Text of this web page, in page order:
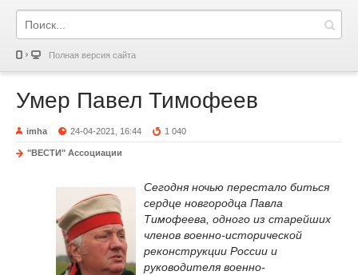
Полная версия сайта
Умер Павел Тимофеев
imha 24-04-2021, 16:44 1 040
"ВЕСТИ" Ассоциации
Cегодня ночью перестало биться
сердце новгородца Павла
Тимофеева, одного из старейших
членов военно-исторической
реконструкции России и
руководителя военно-